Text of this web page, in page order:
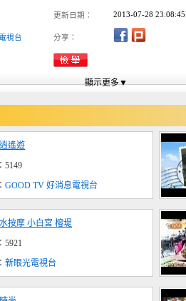
更新日期： 2013-07-28 23:08:45
視台 分享：
遙遊
5149
GOOD TV 好消息電視台
按摩 小白宮 榕堤
5921
新眼光電視台